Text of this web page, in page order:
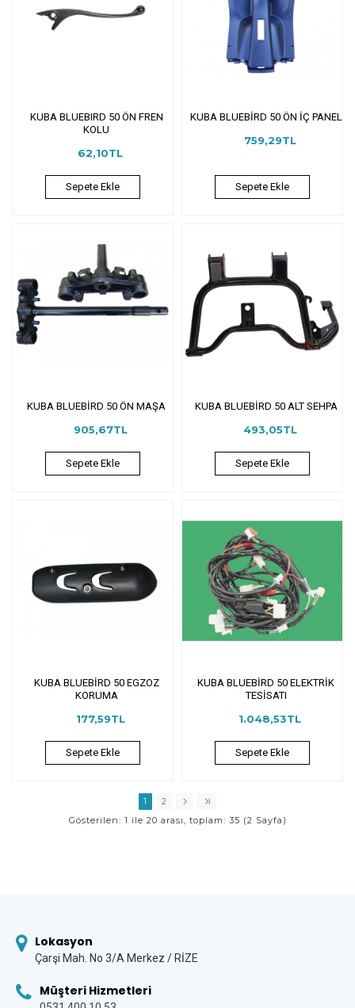
KUBA BLUEBIRD 50 ÖN FREN
KOLU
62,10TL
Sepete Ekle
KUBA BLUEBİRD 50 ÖN İÇ PANEL
759,29TL
Sepete Ekle
KUBA BLUEBİRD 50 ÖN MAŞA
905,67TL
Sepete Ekle
KUBA BLUEBİRD 50 ALT SEHPA
493,05TL
Sepete Ekle
KUBA BLUEBİRD 50 EGZOZ
KORUMA
177,59TL
Sepete Ekle
KUBA BLUEBİRD 50 ELEKTRİK
TESİSATI
1.048,53TL
Sepete Ekle
1
2
Gösterilen: 1 ile 20 arası, toplam: 35 (2 Sayfa)
Lokasyon
Çarşi Mah. No 3/A Merkez / RİZE
Müşteri Hizmetleri